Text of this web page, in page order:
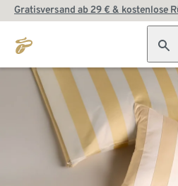
Gratisversand ab 29 € & kostenlose